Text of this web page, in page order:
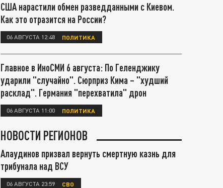
США нарастили обмен разведданными с Киевом.
Как это отразится на России?
06 АВГУСТА 12:48 ПОЛИТИКА
Главное в ИноСМИ 6 августа: По Геленджику
ударили "случайно". Сюрприз Кима – "худший
расклад". Германия "перехватила" дрон
06 АВГУСТА 11:00 ПОЛИТИКА
НОВОСТИ РЕГИОНОВ
Алаудинов призвал вернуть смертную казнь для
трибунала над ВСУ
06 АВГУСТА 23:59 СВО